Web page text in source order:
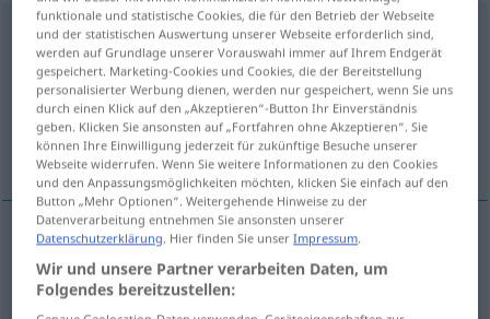
desprenderse [desprenˈdɛrse]v/r
Übersicht aller Übersetzungen
(Für mehr Details die Übersetzung anklicken/antippen)
sich lösen, abfallen, frei werden
sichlösen desprenderse(≈ soltarse)
abfallen desprenderse (≈ caer)
funktionale und statistische Cookies, die für den Betrieb der Webseite
und der statistischen Auswertung unserer Webseite erforderlich sind,
werden auf Grundlage unserer Vorauswahl immer auf Ihrem Endgerät
gespeichert. Marketing-Cookies und Cookies, die der Bereitstellung
personalisierter Werbung dienen, werden nur gespeichert, wenn Sie uns
durch einen Klick auf den „Akzeptieren“-Button Ihr Einverständnis
geben. Klicken Sie ansonsten auf „Fortfahren ohne Akzeptieren“. Sie
können Ihre Einwilligung jederzeit für zukünftige Besuche unserer
Webseite widerrufen. Wenn Sie weitere Informationen zu den Cookies
und den Anpassungsmöglichkeiten möchten, klicken Sie einfach auf den
Button „Mehr Optionen“. Weitergehende Hinweise zu der
Datenverarbeitung entnehmen Sie ansonsten unserer
Datenschutzerklärung. Hier finden Sie unserImpressum.
Wir und unsere Partner verarbeiten Daten, um
Folgendes bereitzustellen: